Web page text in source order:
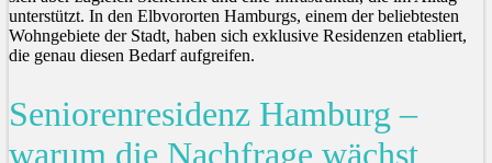
unterstützt. In den Elbvororten Hamburgs, einem der beliebtesten
Wohngebiete der Stadt, haben sich exklusive Residenzen etabliert,
die genau diesen Bedarf aufgreifen.
Seniorenresidenz Hamburg –
warum die Nachfrage wächst